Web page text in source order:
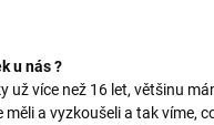
u nás ?
už více než 16 let, většinu
měli a vyzkoušeli a tak víme,